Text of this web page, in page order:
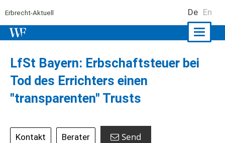
Erbrecht-Aktuell De En
LfSt Bayern: Erbschaftsteuer bei
Tod des Errichters einen
"transparenten" Trusts
Kontakt Berater Send